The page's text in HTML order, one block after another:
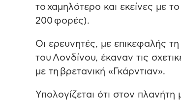
το χαμηλότερο και εκείνες με
200 φορές).
Οι ερευνητές, με επικεφαλής τη
του Λονδίνου, έκαναν τις
με τη βρετανική «Γκάρντιαν».
Υπολογίζεται ότι στον